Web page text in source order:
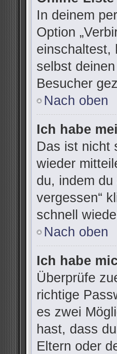
In deinem
Option
einschaltest,
selbst
Besucher
Nach oben
Ich habe
Das ist nicht
wieder
du, indem
vergessen“
schnell
Nach oben
Ich habe
Überprüfe
richtige
es zwei
hast, dass
Eltern oder